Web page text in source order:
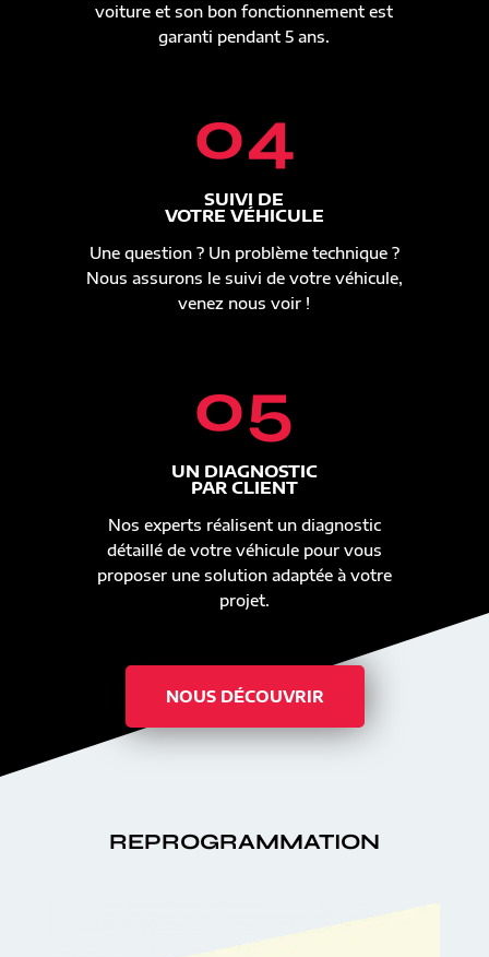
voiture et son bon fonctionnement est
garanti pendant 5 ans.
04
SUIVI DE
VOTRE VÉHICULE
Une question ? Un problème technique ?
Nous assurons le suivi de votre véhicule,
venez nous voir !
05
UN DIAGNOSTIC
PAR CLIENT
Nos experts réalisent un diagnostic
détaillé de votre véhicule pour vous
proposer une solution adaptée à votre
projet.
NOUS DÉCOUVRIR
REPROGRAMMATION